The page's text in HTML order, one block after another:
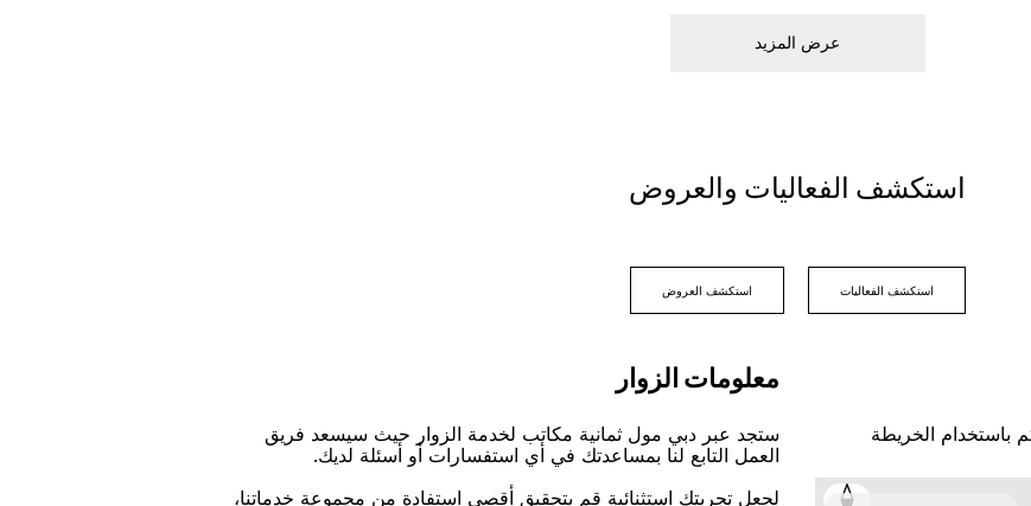
ﻋﺮﺽ اﻟﻤﺰﻳﺪ
اﺳﺘﻜﺸﻒ اﻟﻔﻌﺎﻟﻴﺎﺕ ﻭاﻟﻌﺮﻭﺽ
اﺳﺘﻜﺸﻒ اﻟﻔﻌﺎﻟﻴﺎﺕ اﺳﺘﻜﺸﻒ اﻟﻌﺮﻭﺽ
ﺑﺎﺳﺘﺨﺪاﻡ اﻟﺨﺮﻳﻄﺔ
ﻣﻌﻠﻮﻣﺎﺕ اﻟﺰﻭاﺭ
ﺳﺘﺠﺪ ﻋﺒﺮ ﺩﺑﻲ ﻣﻮﻝ ﺛﻤﺎﻧﻴﺔ ﻣﻜﺎﺗﺐ ﻟﺨﺪﻣﺔ اﻟﺰﻭاﺭ ﺣﻴﺚ ﺳﻴﺴﻌﺪ ﻓﺮﻳﻖ
اﻟﻌﻤﻞ اﻟﺘﺎﺑﻊ ﻟﻨﺎ ﺑﻤﺴﺎﻋﺪﺗﻚ ﻓﻲ ﺃﻱ اﺳﺘﻔﺴﺎﺭاﺕ ﺃﻭ ﺃﺳﺌﻠﺔ ﻟﺪﻳﻚ.
ﻟﺠﻌﻞ ﺗﺠﺮﺑﺘﻚ اﺳﺘﺜﻨﺎﺋﻴﺔ ﻗﻢ ﺑﺘﺤﻘﻴﻖ ﺃﻗﺼﻰ اﺳﺘﻔﺎﺩﺓ ﻣﻦ ﻣﺠﻤﻮﻋﺔ ﺧﺪﻣﺎﺗﻨﺎ،